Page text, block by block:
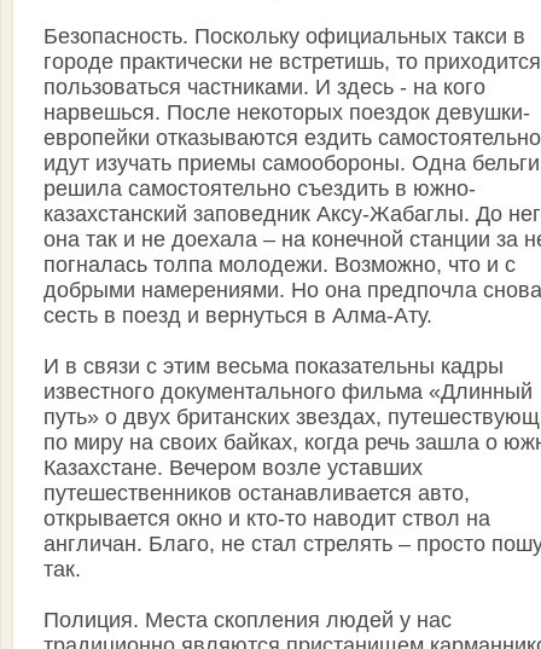
Безопасность. Поскольку официальных такси в
городе практически не встретишь, то приходится
пользоваться частниками. И здесь - на кого
нарвешься. После некоторых поездок девушки-
европейки отказываются ездить
идут изучать приемы самообороны. Одна
решила самостоятельно съездить в южно-
казахстанский заповедник Аксу-Жабаглы. До
она так и не доехала – на конечной станции за
погналась толпа молодежи. Возможно, что и с
добрыми намерениями. Но она предпочла снова
сесть в поезд и вернуться в Алма-Ату.
И в связи с этим весьма показательны кадры
известного документального фильма «Длинный
путь» о двух британских звездах,
по миру на своих байках, когда речь зашла о
Казахстане. Вечером возле уставших
путешественников останавливается авто,
открывается окно и кто-то наводит ствол на
англичан. Благо, не стал стрелять – просто
так.
Полиция. Места скопления людей у нас